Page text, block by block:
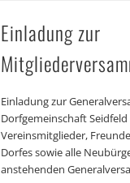
Einladung zur
Einladung zur
Dorfgemeinschaft
Vereinsmitglieder,
Dorfes sowie alle
anstehenden